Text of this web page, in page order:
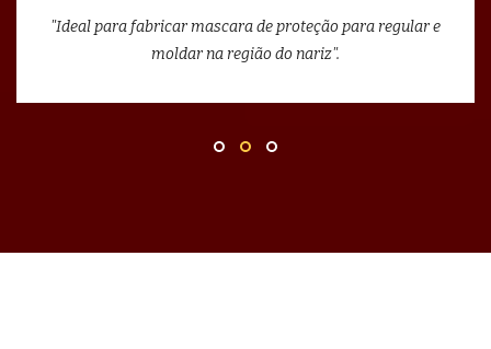
"Ideal para fabricar mascara de proteção para regular e
moldar na região do nariz".